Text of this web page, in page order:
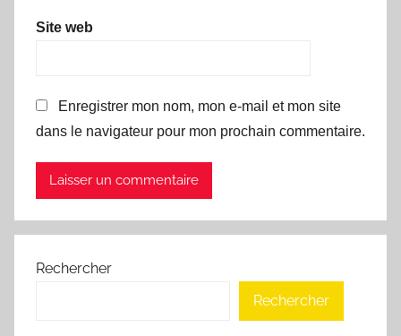
Site web
Enregistrer mon nom, mon e-mail et mon site
dans le navigateur pour mon prochain commentaire.
Rechercher
Rechercher